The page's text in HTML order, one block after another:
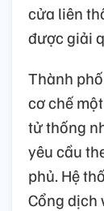
cửa liên
được giải
Thành
cơ chế
tử thống
yêu cầu
phủ. Hệ
Cổng dịch